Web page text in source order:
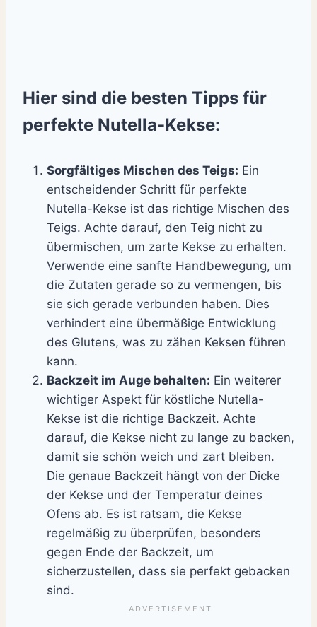
Hier sind die besten Tipps für
perfekte Nutella-Kekse:
Sorgfältiges Mischen des Teigs: Ein
entscheidender Schritt für perfekte
Nutella-Kekse ist das richtige Mischen des
Teigs. Achte darauf, den Teig nicht zu
übermischen, um zarte Kekse zu erhalten.
Verwende eine sanfte Handbewegung, um
die Zutaten gerade so zu vermengen, bis
sie sich gerade verbunden haben. Dies
verhindert eine übermäßige Entwicklung
des Glutens, was zu zähen Keksen führen
kann.
Backzeit im Auge behalten: Ein weiterer
wichtiger Aspekt für köstliche Nutella-
Kekse ist die richtige Backzeit. Achte
darauf, die Kekse nicht zu lange zu backen,
damit sie schön weich und zart bleiben.
Die genaue Backzeit hängt von der Dicke
der Kekse und der Temperatur deines
Ofens ab. Es ist ratsam, die Kekse
regelmäßig zu überprüfen, besonders
gegen Ende der Backzeit, um
sicherzustellen, dass sie perfekt gebacken
sind.